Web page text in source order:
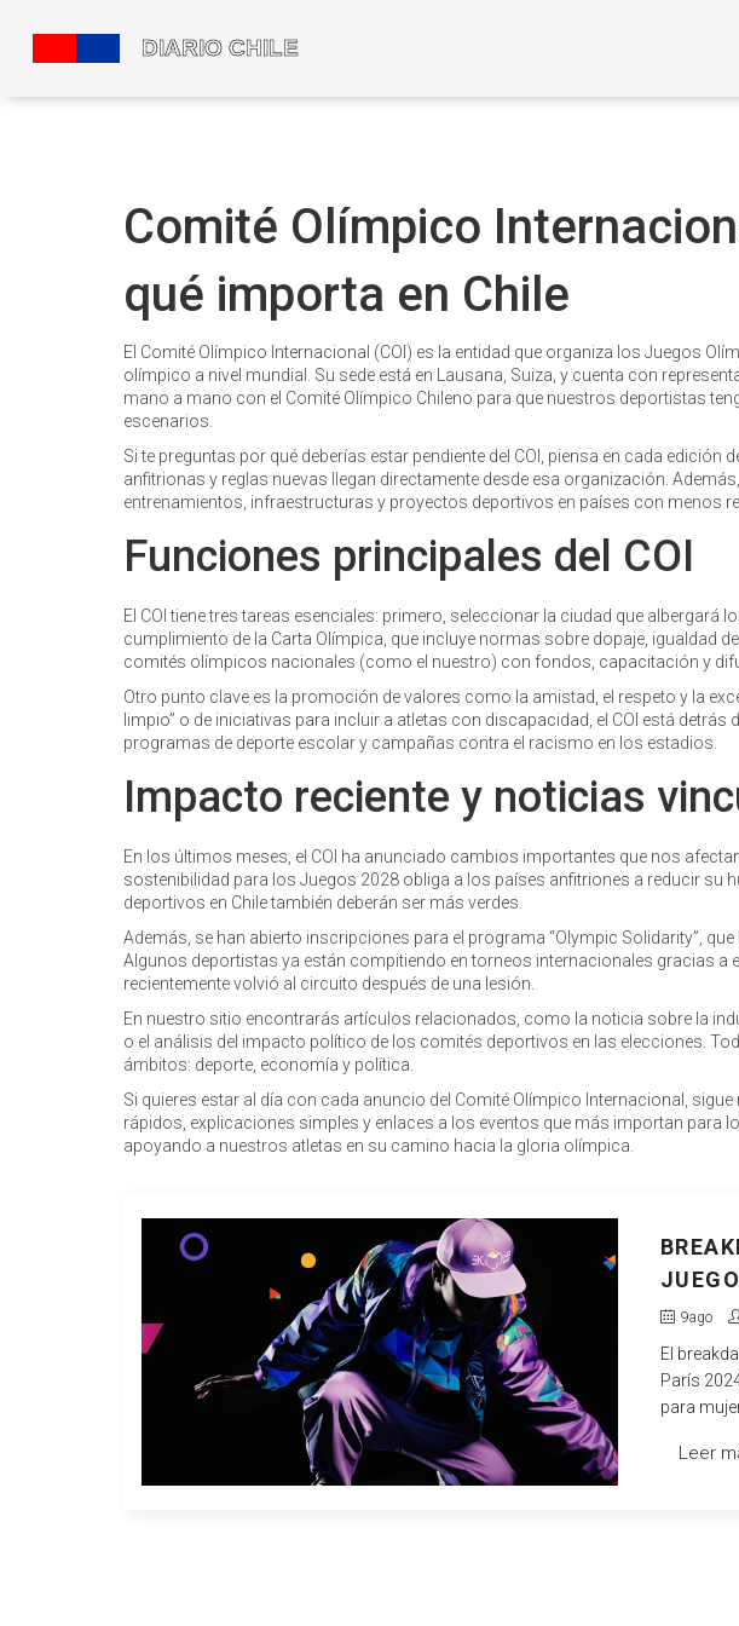
Comité Olímpico
qué importa en Chile
El Comité Olímpico Internacional (COI) es la entidad que organiza los Juegos
olímpico a nivel mundial. Su sede está en Lausana, Suiza, y cuenta con
mano a mano con el Comité Olímpico Chileno para que nuestros deportistas
escenarios.
Si te preguntas por qué deberías estar pendiente del COI, piensa en cada
anfitrionas y reglas nuevas llegan directamente desde esa organización.
entrenamientos, infraestructuras y proyectos deportivos en países con menos
Funciones principales del COI
El COI tiene tres tareas esenciales: primero, seleccionar la ciudad que albergará
cumplimiento de la Carta Olímpica, que incluye normas sobre dopaje, igualdad
comités olímpicos nacionales (como el nuestro) con fondos, capacitación y
Otro punto clave es la promoción de valores como la amistad, el respeto y la
limpio” o de iniciativas para incluir a atletas con discapacidad, el COI está detrás
programas de deporte escolar y campañas contra el racismo en los estadios.
Impacto reciente y noticias
En los últimos meses, el COI ha anunciado cambios importantes que nos
sostenibilidad para los Juegos 2028 obliga a los países anfitriones a reducir su
deportivos en Chile también deberán ser más verdes.
Además, se han abierto inscripciones para el programa “Olympic Solidarity”,
Algunos deportistas ya están compitiendo en torneos internacionales gracias a
recientemente volvió al circuito después de una lesión.
En nuestro sitio encontrarás artículos relacionados, como la noticia sobre la
o el análisis del impacto político de los comités deportivos en las elecciones.
ámbitos: deporte, economía y política.
Si quieres estar al día con cada anuncio del Comité Olímpico Internacional,
rápidos, explicaciones simples y enlaces a los eventos que más importan para
apoyando a nuestros atletas en su camino hacia la gloria olímpica.
UNA
9ago
El
París
para
atletas
Leer